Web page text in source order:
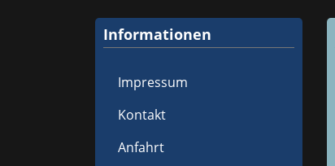
Informationen
Impressum
Kontakt
Anfahrt